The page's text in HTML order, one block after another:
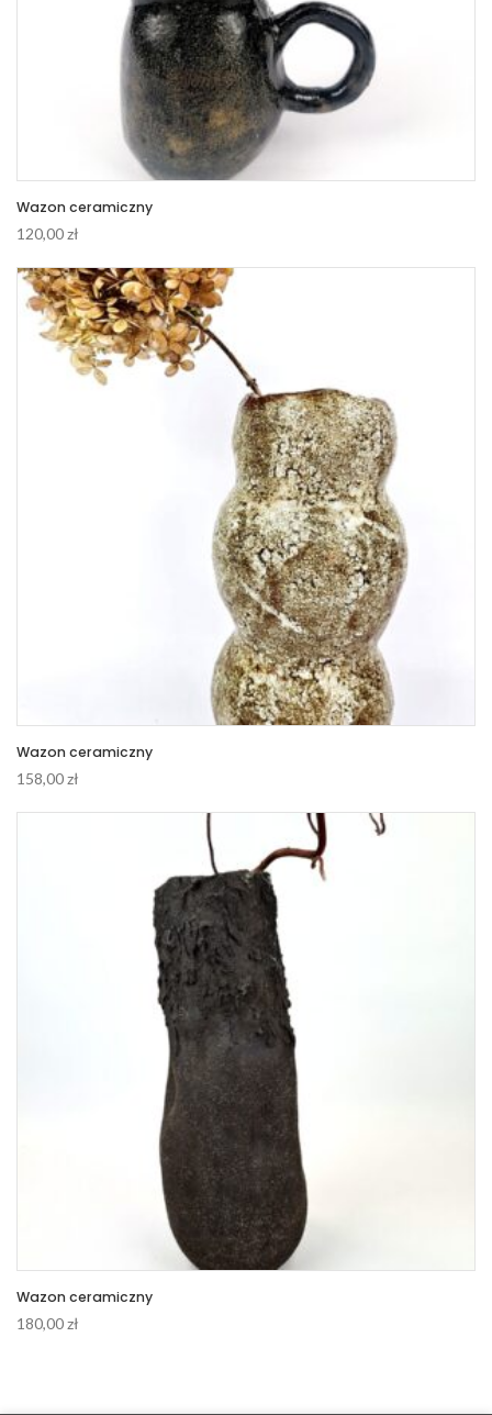
Wazon ceramiczny
120,00zł
Wazon ceramiczny
158,00zł
Wazon ceramiczny
180,00zł